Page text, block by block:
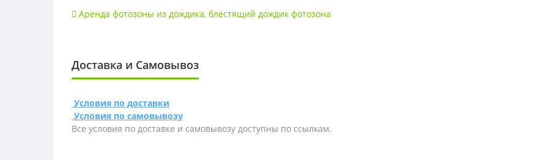
Аренда фотозоны из дождика, блестящий дождик фотозона
Доставка и Самовывоз
Условия по доставки
Условия по самовывозу
Все условия по доставке и самовывозу доступны по ссылкам.